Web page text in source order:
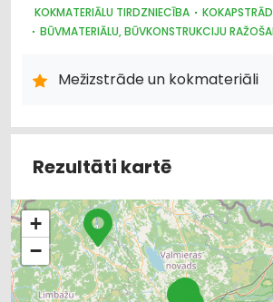
KOKMATERIĀLU TIRDZNIECĪBA
BŪVMATERIĀLU, BŪVKONSTRUKCIJU
BŪVMATERIĀLU, BŪVKONSTRUKCIJU
KURINĀMAIS
MEŽKOPĪBAS UN
Mežizstrāde un kokmateriāli
Rezultāti kartē
+
−